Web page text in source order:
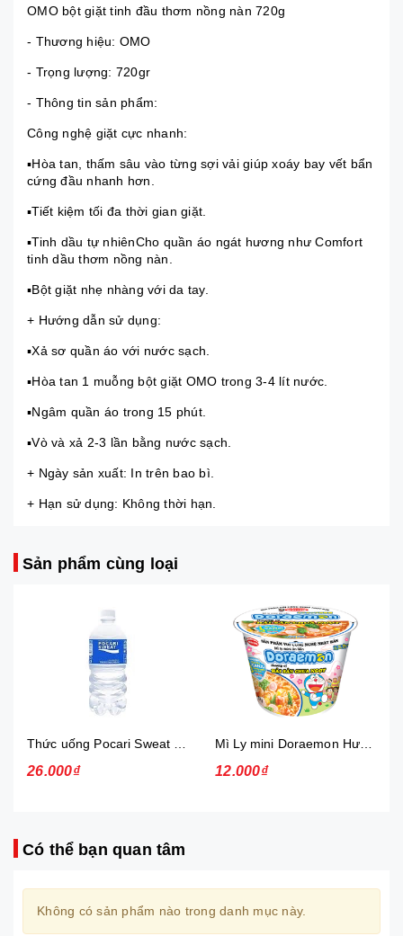
OMO bột giặt tinh đầu thơm nồng nàn 720g
- Thương hiệu: OMO
- Trọng lượng: 720gr
- Thông tin sản phẩm:
Công nghệ giặt cực nhanh:
▪Hòa tan, thấm sâu vào từng sợi vải giúp xoáy bay vết bẩn
cứng đầu nhanh hơn.
▪Tiết kiệm tối đa thời gian giặt.
▪Tinh dầu tự nhiênCho quần áo ngát hương như Comfort
tinh dầu thơm nồng nàn.
▪Bột giặt nhẹ nhàng với da tay.
+ Hướng dẫn sử dụng:
▪Xả sơ quần áo với nước sạch.
▪Hòa tan 1 muỗng bột giặt OMO trong 3-4 lít nước.
▪Ngâm quần áo trong 15 phút.
▪Vò và xả 2-3 lần bằng nước sạch.
+ Ngày sản xuất: In trên bao bì.
+ Hạn sử dụng: Không thời hạn.
Sản phẩm cùng loại
26.000₫ 12.000₫
Có thể bạn quan tâm
Không có sản phẩm nào trong danh mục này.